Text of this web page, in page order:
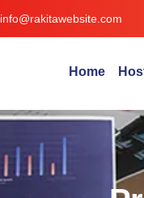
info@rakitawebsite.com
Home